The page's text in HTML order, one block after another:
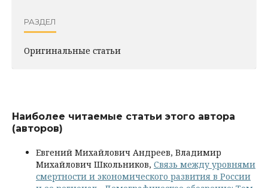
РАЗДЕЛ
Оригинальные статьи
Наиболее читаемые статьи этого автора
(авторов)
Евгений Михайлович Андреев, Владимир
Михайлович Школьников, Связь между уровнями
смертности и экономического развития в России